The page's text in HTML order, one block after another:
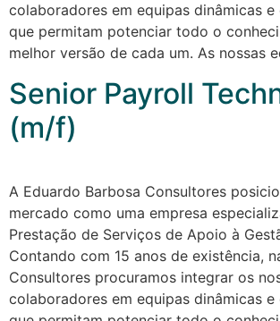
colaboradores em equipas dinâmicas
que permitam potenciar todo o
melhor versão de cada um. As nossas
Senior Payroll
(m/f)
A Eduardo Barbosa Consultores
mercado como uma empresa
Prestação de Serviços de Apoio à
Contando com 15 anos de existência,
Consultores procuramos integrar os
colaboradores em equipas dinâmicas